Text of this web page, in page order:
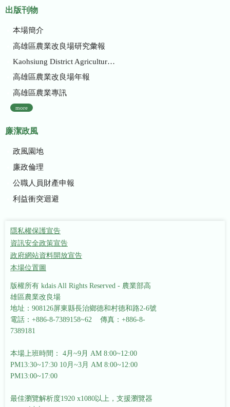
出版刊物
本場簡介
高雄區農業改良場研究彙報
Kaohsiung District Agricultural Research and Extension Station
高雄區農業改良場年報
高雄區農業專訊
more
廉潔政風
政風園地
廉政倫理
公職人員財產申報
利益衝突迴避
隱私權保護宣告
資訊安全政策宣告
政府網站資料開放宣告
本場位置圖
版權所有 kdais All Rights Reserved - 農業部高
雄區農業改良場
地址：908126屏東縣長治鄉德和村德和路2-6號
電話：+886-8-7389158~62 傳真：+886-8-
7389181
本場上班時間： 4月~9月 AM 8:00~12:00
PM13:30~17:30 10月~3月 AM 8:00~12:00
PM13:00~17:00
最佳瀏覽解析度1920 x1080以上，支援瀏覽器